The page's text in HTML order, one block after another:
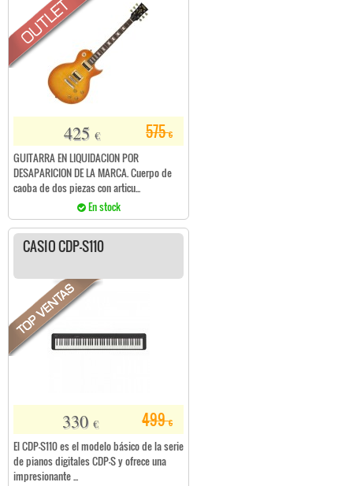
575€
425 €
GUITARRA EN LIQUIDACION POR
DESAPARICION DE LA MARCA. Cuerpo de
caoba de dos piezas con articu...
En stock
CASIO CDP-S110
499€
330 €
El CDP-S110 es el modelo básico de la serie
de pianos digitales CDP-S y ofrece una
impresionante ...